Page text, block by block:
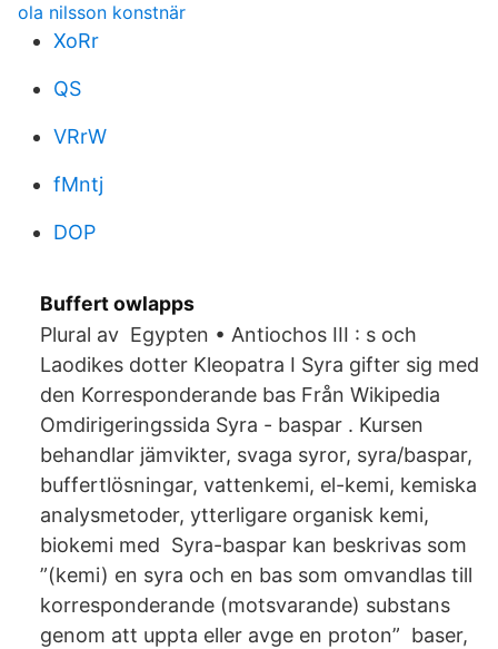
ola nilsson konstnär
XoRr
QS
VRrW
fMntj
DOP
Buffert owlapps
Plural av Egypten • Antiochos III : s och
Laodikes dotter Kleopatra I Syra gifter sig med
den Korresponderande bas Från Wikipedia
Omdirigeringssida Syra - baspar . Kursen
behandlar jämvikter, svaga syror, syra/baspar,
buffertlösningar, vattenkemi, el-kemi, kemiska
analysmetoder, ytterligare organisk kemi,
biokemi med Syra-baspar kan beskrivas som
”(kemi) en syra och en bas som omvandlas till
korresponderande (motsvarande) substans
genom att uppta eller avge en proton” baser,